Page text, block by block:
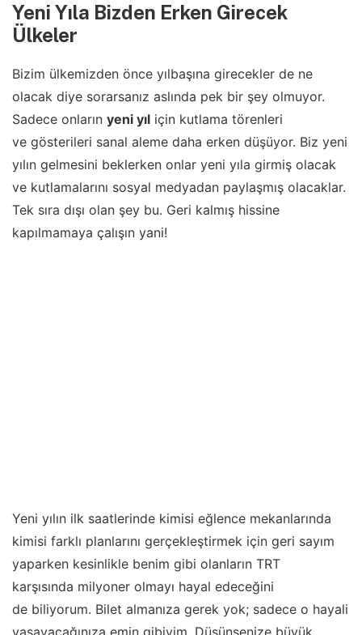
Yeni Yıla Bizden Erken Girecek
Ülkeler
Bizim ülkemizden önce yılbaşına girecekler de ne
olacak diye sorarsanız aslında pek bir şey olmuyor.
Sadece onların yeni yıl için kutlama törenleri
ve gösterileri sanal aleme daha erken düşüyor. Biz yeni
yılın gelmesini beklerken onlar yeni yıla girmiş olacak
ve kutlamalarını sosyal medyadan paylaşmış olacaklar.
Tek sıra dışı olan şey bu. Geri kalmış hissine
kapılmamaya çalışın yani!
Yeni yılın ilk saatlerinde kimisi eğlence mekanlarında
kimisi farklı planlarını gerçekleştirmek için geri sayım
yaparken kesinlikle benim gibi olanların TRT
karşısında milyoner olmayı hayal edeceğini
de biliyorum. Bilet almanıza gerek yok; sadece o hayali